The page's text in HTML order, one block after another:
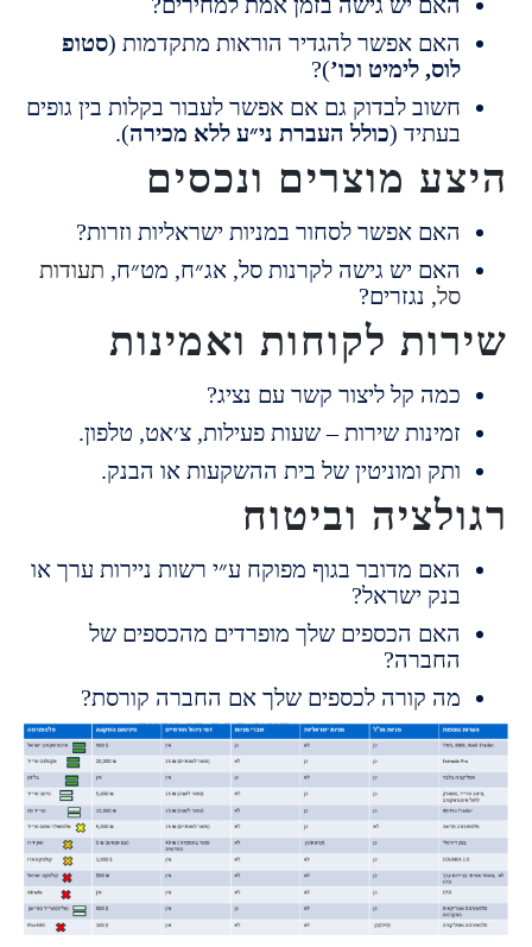
האם אפשר להגדיר הוראות מתקדמות (סטופ
לוס, לימיט וכו’)?
חשוב לבדוק גם אם אפשר לעבור בקלות בין גופים
כולל העברת ני״ע ללא מכירה).
מוצרים ונכסים
האם אפשר לסחור במניות ישראליות וזרות?
האם יש גישה לקרנות סל, אג״ח, מט״ח,תעודות
, נגזרים?
לקוחות ואמינות
כמה קל ליצור קשר עם נציג?
זמינות שירות – שעות פעילות, צ׳אט, טלפון.
ותק ומוניטין של בית ההשקעות או הבנק.
וביטוח
האם מדובר בגוף מפוקח ע״י רשות ניירות ערך או
בנק ישראל?
האם הכספים שלך מופרדים מהכספים של
החברה?
מה קורה לכספים שלך אם החברה קורסת?